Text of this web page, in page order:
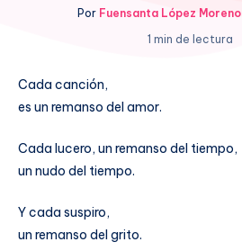
Por Fuensanta López Moreno
1 min de lectura
Cada canción,
es un remanso del amor.
Cada lucero, un remanso del tiempo,
un nudo del tiempo.
Y cada suspiro,
un remanso del grito.